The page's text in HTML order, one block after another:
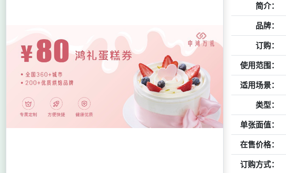
简介：
品牌：
订购：
使用范围：
适用场景：
类型：
单张面值：
在售价格：
订购方式：